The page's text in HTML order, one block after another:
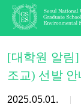
[대학원 알림]
조교) 선발 안
2025.05.01.